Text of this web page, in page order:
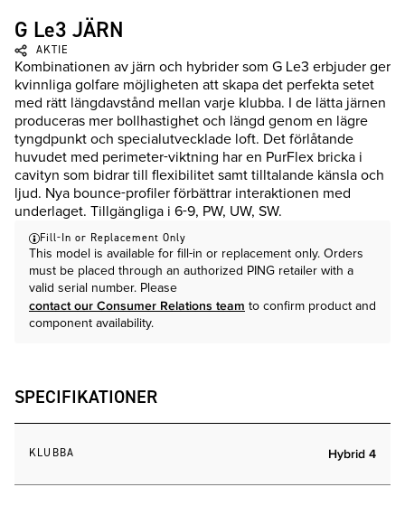
G Le3 JÄRN
AKTIE
Kombinationen av järn och hybrider som G Le3 erbjuder ger
kvinnliga golfare möjligheten att skapa det perfekta setet
med rätt längdavstånd mellan varje klubba. I de lätta järnen
produceras mer bollhastighet och längd genom en lägre
tyngdpunkt och specialutvecklade loft. Det förlåtande
huvudet med perimeter-viktning har en PurFlex bricka i
cavityn som bidrar till flexibilitet samt tilltalande känsla och
ljud. Nya bounce-profiler förbättrar interaktionen med
underlaget. Tillgängliga i 6-9, PW, UW, SW.
Fill-In or Replacement Only
This model is available for fill-in or replacement only. Orders
must be placed through an authorized PING retailer with a
valid serial number. Please
contact our Consumer Relations team to confirm product and
component availability.
SPECIFIKATIONER
KLUBBA Hybrid 4